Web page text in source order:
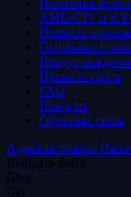
AML/CTF и
Правила
Основные
Правила сайта
FAQ
Новости
Обратная связь
Администрация
Выбрать файл
Give
Get